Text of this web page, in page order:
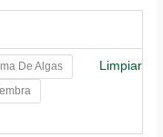
De Algas
Limpiar